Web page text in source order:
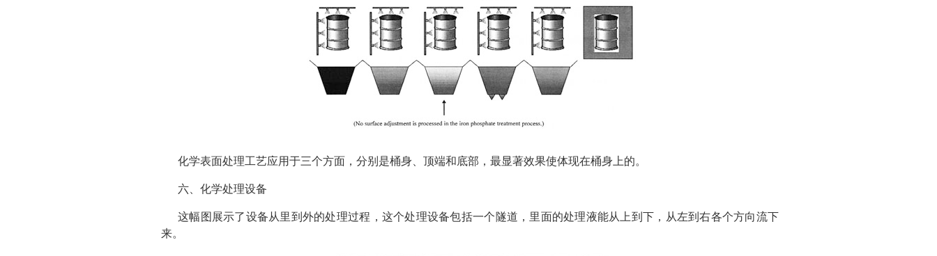
化学表面处理工艺应用于三个方面，分别是桶身、顶端和底部，最显著效果使体现在桶身上的。
六、化学处理设备
这幅图展示了设备从里到外的处理过程，这个处理设备包括一个隧道，里面的处理液能从上到下，从左到右各个方向流下
来。